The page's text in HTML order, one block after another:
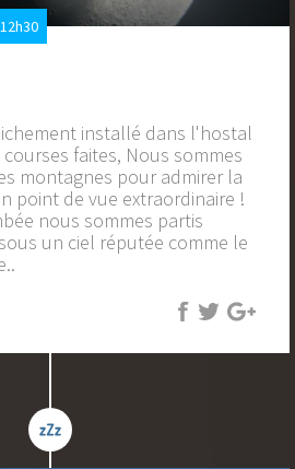
installé dans l'hostal
faites, Nous sommes
montagnes pour admirer la
point de vue extraordinaire !
nous sommes partis
un ciel réputée comme le